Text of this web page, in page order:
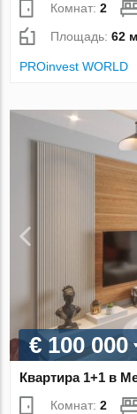
Комнат:2
Площадь:62
PROinvest WORLD
€ 100 000
Квартира 1+1 в
Комнат:2